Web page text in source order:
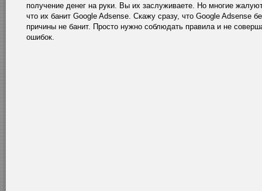
получение денег на руки. Вы их заслуживаете. Но многие
что их банит Google Adsense. Скажу сразу, что Google Adsense
причины не банит. Просто нужно соблюдать правила и не
ошибок.